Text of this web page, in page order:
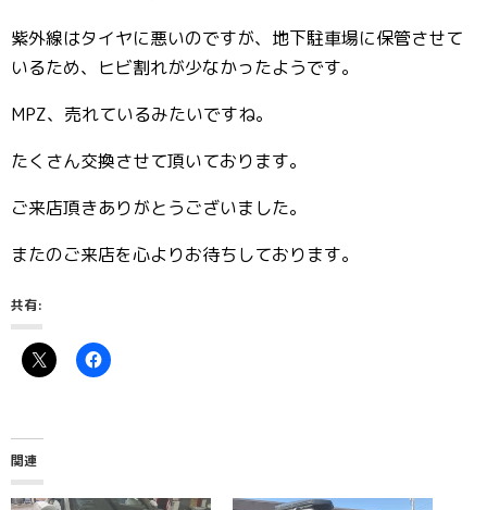
紫外線はタイヤに悪いのですが、地下駐車場に保管させて
いるため、ヒビ割れが少なかったようです。
MPZ、売れているみたいですね。
たくさん交換させて頂いております。
ご来店頂きありがとうございました。
またのご来店を心よりお待ちしております。
共有:
関連